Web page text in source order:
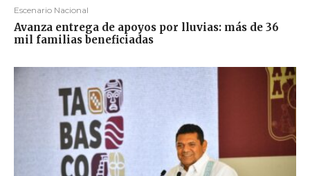
Escenario Nacional
Avanza entrega de apoyos por lluvias: más de 36
mil familias beneficiadas